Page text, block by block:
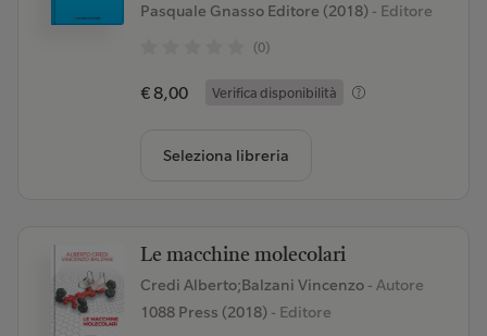
Pasquale Gnasso Editore (2018)- Editore
(0)
€ 8,00 Verifica disponibilità
Seleziona libreria
Le macchine molecolari
Credi Alberto;Balzani Vincenzo - Autore
1088 Press (2018)- Editore